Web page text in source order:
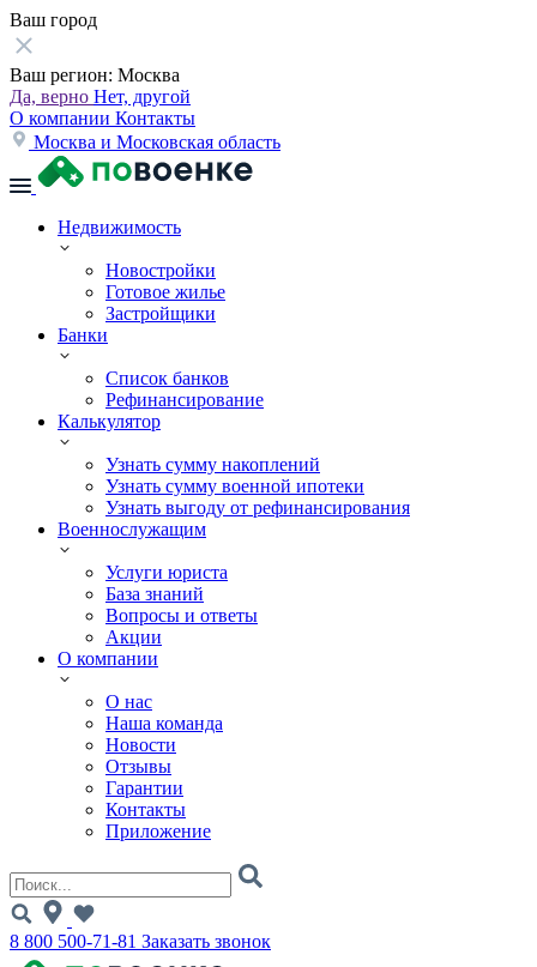
Ваш город
Ваш регион: Москва
Да, верно Нет, другой
О компании Контакты
Москва и Московская область
Недвижимость
Новостройки
Готовое жилье
Застройщики
Банки
Список банков
Рефинансирование
Калькулятор
Узнать сумму накоплений
Узнать сумму военной ипотеки
Узнать выгоду от рефинансирования
Военнослужащим
Услуги юриста
База знаний
Вопросы и ответы
Акции
О компании
О нас
Наша команда
Новости
Отзывы
Гарантии
Контакты
Приложение
8 800 500-71-81 Заказать звонок